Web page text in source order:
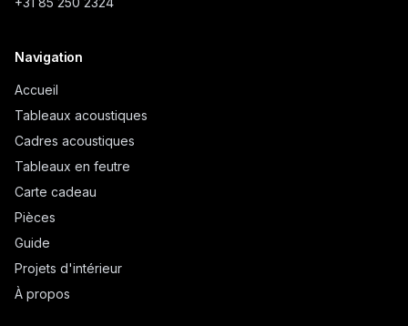
Navigation
Accueil
Tableaux acoustiques
Cadres acoustiques
Tableaux en feutre
Carte cadeau
Pièces
Guide
Projets d'intérieur
À propos